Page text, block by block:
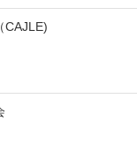
CAJLE)